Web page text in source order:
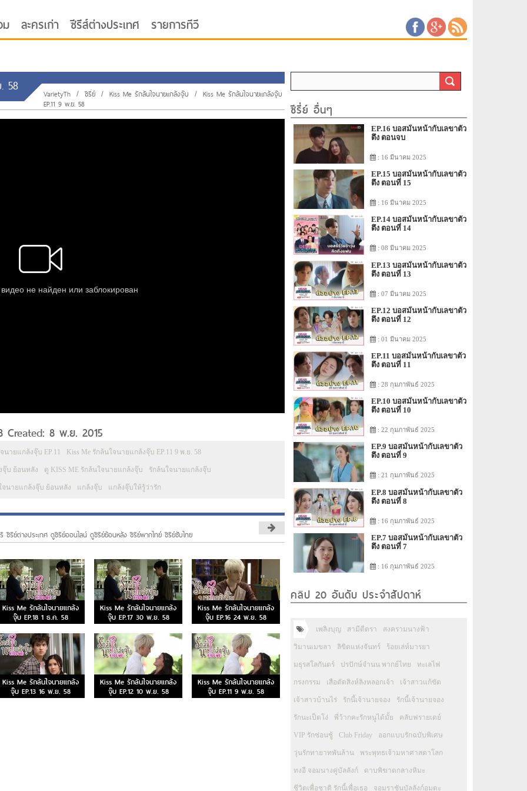
ละครเก่า ซีรีส์ต่างประเทศ รายการทีวี
58 VarietyTh / ซีรี่ย์ / Kiss Me รักล้นใจนายแกล้งจุ๊บ / Kiss Me รักล้นใจนายแกล้งจุ๊บ
EP.11 9 พ.ย. 58
Created: 8 พ.ย. 2015
นายแกล้งจุ๊บ EP.11 Kiss Me รักล้นใจนายแกล้งจุ๊บ EP.11 9 พ.ย. 58
จุ๊บ ย้อนหลัง ดู KISS ME รักล้นใจนายแกล้งจุ๊บ รักล้นใจนายแกล้งจุ๊บ
จนายแกล้งจุ๊บ ย้อนหลัง แกล้งจุ๊บ แกล้งจุ๊บให้รู้ว่ารัก
ซีรีย์ต่างประเทศ ดูซีรีย์ออนไลน์ ดูซีรีย์ย้อนหลัง ซีรีย์พากไทย์ ซีรีย์ซับไทย
Kiss Me รักล้นใจนายแกล้ง
จุ๊บ EP.18 1 ธ.ค. 58
Kiss Me รักล้นใจนายแกล้ง
จุ๊บ EP.17 30 พ.ย. 58
Kiss Me รักล้นใจนายแกล้ง
จุ๊บ EP.16 24 พ.ย. 58
Kiss Me รักล้นใจนายแกล้ง
จุ๊บ EP.13 16 พ.ย. 58
Kiss Me รักล้นใจนายแกล้ง
จุ๊บ EP.12 10 พ.ย. 58
Kiss Me รักล้นใจนายแกล้ง
จุ๊บ EP.11 9 พ.ย. 58
ซีรี่ย์ อื่นๆ
EP.16 บอสมั่นหน้ากับเลขาตัว
ตึง ตอนจบ
: 16 มีนาคม 2025
EP.15 บอสมั่นหน้ากับเลขาตัว
ตึง ตอนที่ 15
: 16 มีนาคม 2025
EP.14 บอสมั่นหน้ากับเลขาตัว
ตึง ตอนที่ 14
: 08 มีนาคม 2025
EP.13 บอสมั่นหน้ากับเลขาตัว
ตึง ตอนที่ 13
: 07 มีนาคม 2025
EP.12 บอสมั่นหน้ากับเลขาตัว
ตึง ตอนที่ 12
: 01 มีนาคม 2025
EP.11 บอสมั่นหน้ากับเลขาตัว
ตึง ตอนที่ 11
: 28 กุมภาพันธ์ 2025
EP.10 บอสมั่นหน้ากับเลขาตัว
ตึง ตอนที่ 10
: 22 กุมภาพันธ์ 2025
EP.9 บอสมั่นหน้ากับเลขาตัว
ตึง ตอนที่ 9
: 21 กุมภาพันธ์ 2025
EP.8 บอสมั่นหน้ากับเลขาตัว
ตึง ตอนที่ 8
: 16 กุมภาพันธ์ 2025
EP.7 บอสมั่นหน้ากับเลขาตัว
ตึง ตอนที่ 7
: 16 กุมภาพันธ์ 2025
คลิป 20 อันดับ ประจำสัปดาห์
เพลิงบุญ สามีตีตรา สงครามนางฟ้า
วิมานเมขลา ลิขิตแห่งจันทร์ ร้อยเล่ห์มารยา
มธุรสโลกันตร์ ปรปักษ์จำนน พากย์ไทย ทะเลไฟ
กรงกรรม เสือตัดสิงห์ลิงหลอกเจ้า เจ้าสาวแก้ขัด
เจ้าสาวบ้านไร่ รักนี้เจ้านายจอง รักนี้เจ้านายจอง
รักนะเป็ดโง่ พี่ว้ากคะรักหนูได้มั้ย คลับฟรายเดย์
VIP รักซ่อนชู้ Club Friday ออกแบบรักฉบับพิเศษ
วุ่นรักทายาทพันล้าน พระพุทธเจ้ามหาศาสดาโลก
ทงอี จอมนางคู่บัลลังก์ ดาบพิฆาตกลางหิมะ
ชีวิตเพื่อชาติ รักนี้เพื่อเธอ จอมราชันบัลลังก์อมตะ